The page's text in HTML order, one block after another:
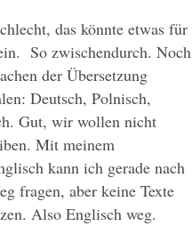
das könnte etwas für
So zwischendurch. Noch
der Übersetzung
Deutsch, Polnisch,
Gut, wir wollen nicht
Mit meinem
kann ich gerade nach
fragen, aber keine Texte
Also Englisch weg.